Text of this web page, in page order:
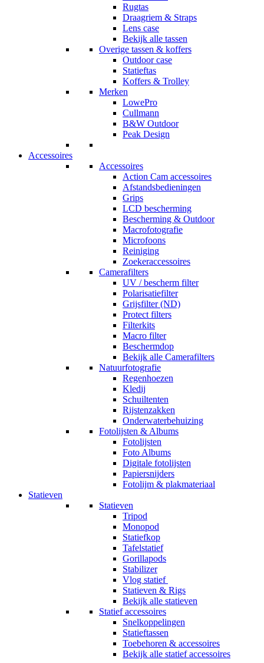
Rugtas
Draagriem & Straps
Lens case
Bekijk alle tassen
Overige tassen & koffers
Outdoor case
Statieftas
Koffers & Trolley
Merken
LowePro
Cullmann
B&W Outdoor
Peak Design
Accessoires
Accessoires
Action Cam accessoires
Afstandsbedieningen
Grips
LCD bescherming
Bescherming & Outdoor
Macrofotografie
Microfoons
Reiniging
Zoekeraccessoires
Camerafilters
UV / bescherm filter
Polarisatiefilter
Grijsfilter (ND)
Protect filters
Filterkits
Macro filter
Beschermdop
Bekijk alle Camerafilters
Natuurfotografie
Regenhoezen
Kledij
Schuiltenten
Rijstenzakken
Onderwaterbehuizing
Fotolijsten & Albums
Fotolijsten
Foto Albums
Digitale fotolijsten
Papiersnijders
Fotolijm & plakmateriaal
Statieven
Statieven
Tripod
Monopod
Statiefkop
Tafelstatief
Gorillapods
Stabilizer
Vlog statief
Statieven & Rigs
Bekijk alle statieven
Statief accessoires
Snelkoppelingen
Statieftassen
Toebehoren & accessoires
Bekijk alle statief accessoires